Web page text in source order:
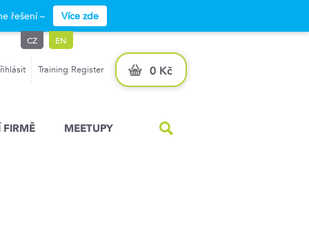
řešení – Více zde
Training Register 0 Kč
CZ EN
MEETUPY